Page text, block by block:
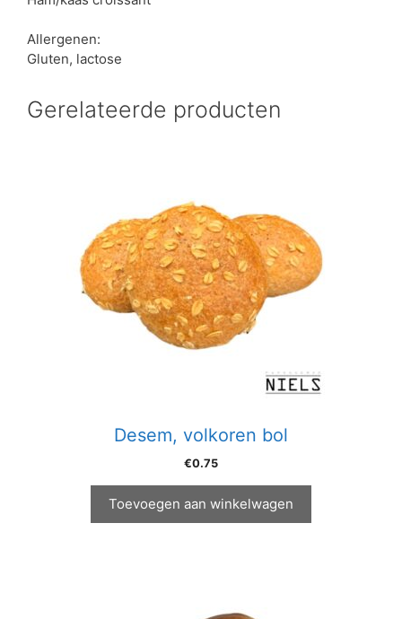
Allergenen:
Gluten, lactose
Gerelateerde producten
Desem, volkoren bol
€0.75
Toevoegen aan winkelwagen